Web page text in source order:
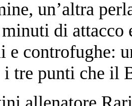
un’altra
di attacco
e controfughe:
tre punti che il